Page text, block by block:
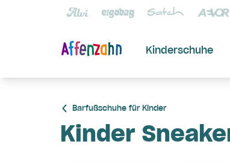
Kinderschuhe
Barfußschuhe für Kinder
Kinder